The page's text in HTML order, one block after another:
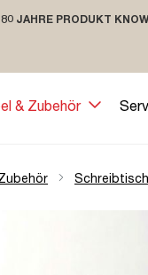
80 JAHRE PRODUKT
MÖBELBAU MIT
& Zubehör